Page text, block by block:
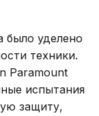
было уделено
техники.
Paramount
испытания
защиту,